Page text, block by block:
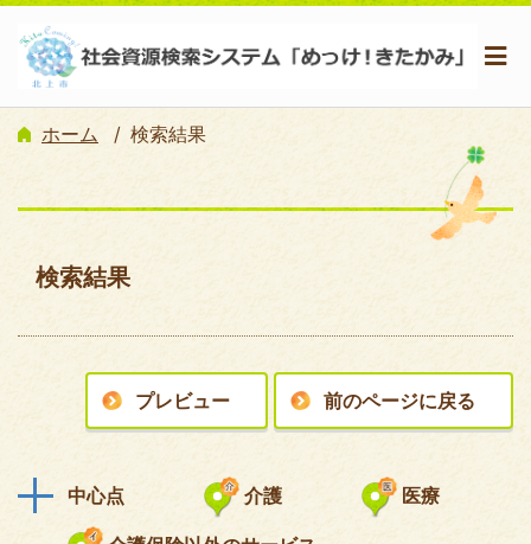
ホーム 検索結果
検索結果
プレビュー 前のページに戻る
中心点 介護 医療